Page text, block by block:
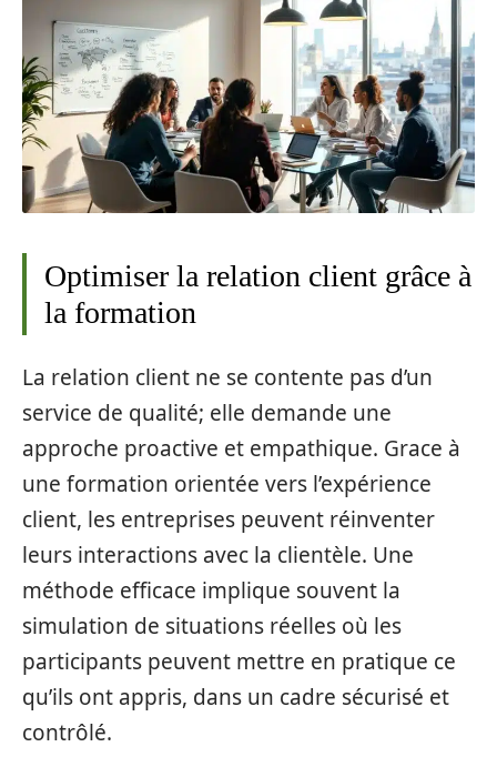
Optimiser la relation client grâce à
la formation
La relation client ne se contente pas d’un
service de qualité; elle demande une
approche proactive et empathique. Grace à
une formation orientée vers l’expérience
client, les entreprises peuvent réinventer
leurs interactions avec la clientèle. Une
méthode efficace implique souvent la
simulation de situations réelles où les
participants peuvent mettre en pratique ce
qu’ils ont appris, dans un cadre sécurisé et
contrôlé.